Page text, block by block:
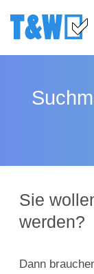
Sie
werden?
Dann